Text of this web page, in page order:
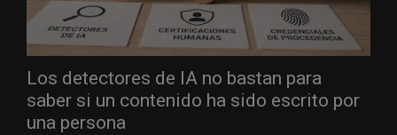
Los detectores de IA no bastan para
saber si un contenido ha sido escrito por
una persona